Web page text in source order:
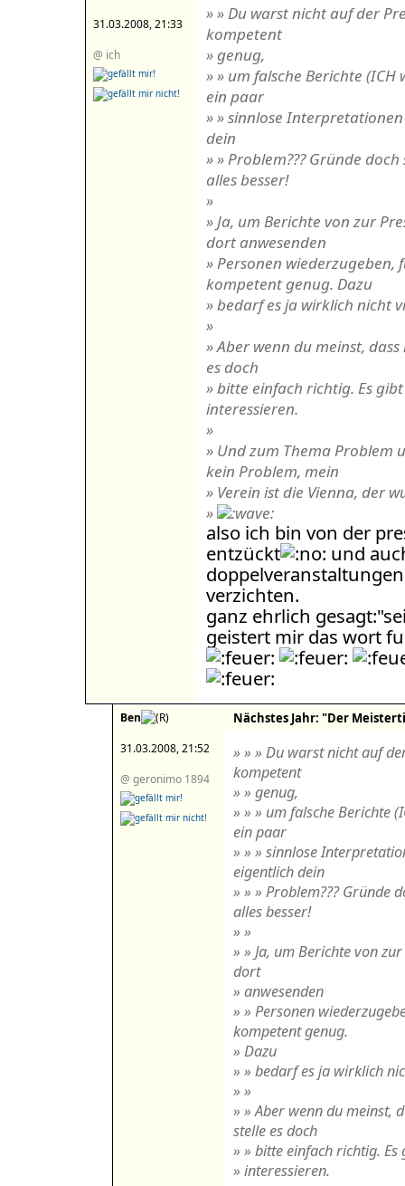
31.03.2008, 21:33
@ ich
» » Du warst nicht auf der
kompetent
» genug,
» » um falsche Berichte
ein paar
» » sinnlose
dein
» » Problem??? Gründe
alles besser!
»
» Ja, um Berichte von zur
dort anwesenden
» Personen wiederzugeben,
kompetent genug. Dazu
» bedarf es ja wirklich nicht
»
» Aber wenn du meinst,
es doch
» bitte einfach richtig. Es
interessieren.
»
» Und zum Thema Problem
kein Problem, mein
» Verein ist die Vienna, der
»
also ich bin von der
entzückt
und
verzichten.
ganz ehrlich
geistert mir das wort
Ben
31.03.2008, 21:52
@ geronimo 1894
Nächstes Jahr: "Der
» » » Du warst nicht auf
kompetent
» » genug,
» » » um falsche Berichte
ein paar
» » » sinnlose
eigentlich dein
» » » Problem??? Gründe
alles besser!
» »
» » Ja, um Berichte von
dort
» anwesenden
» » Personen
kompetent genug.
» Dazu
» » bedarf es ja wirklich
» »
» » Aber wenn du meinst,
stelle es doch
» » bitte einfach richtig.
» interessieren.